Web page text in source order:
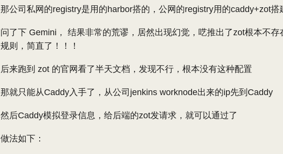
那公司私网的registry是用的harbor搭的，公网的registry用的caddy+zot搭
问了下 Gemini， 结果非常的荒谬，居然出现幻觉，呓推出了zot根本不存
规则，简直了！！！
后来跑到 zot 的官网看了半天文档，发现不行，根本没有这种配置
那就只能从Caddy入手了，从公司jenkins worknode出来的ip先到Caddy
然后Caddy模拟登录信息，给后端的zot发请求，就可以通过了
做法如下：